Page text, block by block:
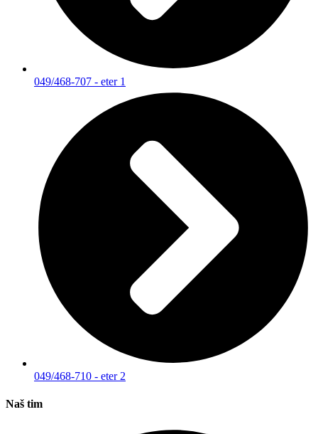
049/468-707 - eter 1
049/468-710 - eter 2
Naš tim